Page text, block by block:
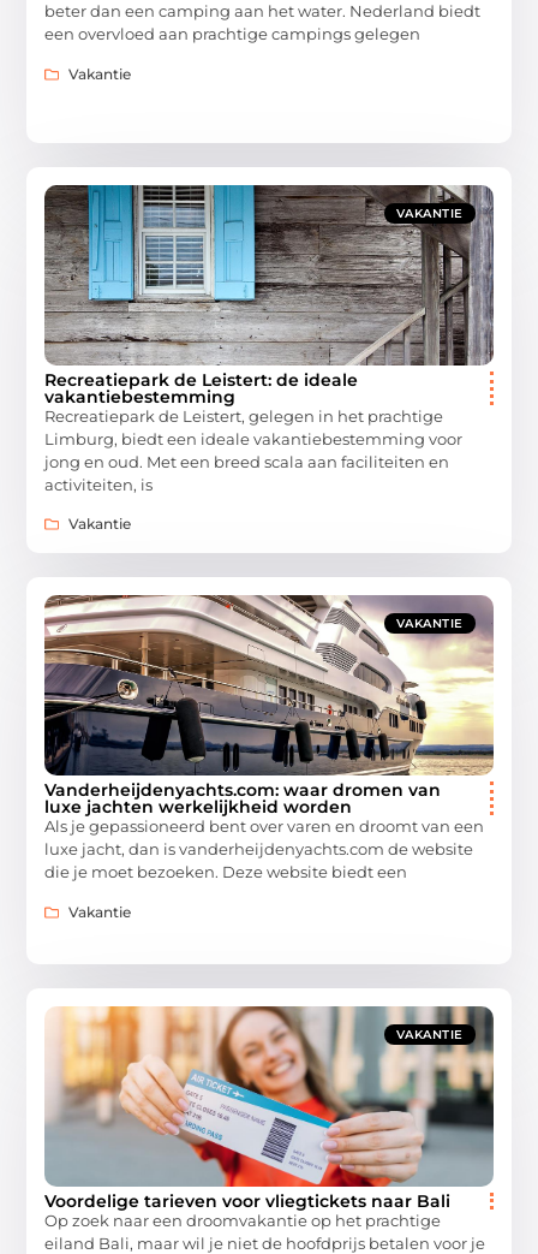
beter dan een camping aan het water. Nederland biedt
een overvloed aan prachtige campings gelegen
Vakantie
VAKANTIE
Recreatiepark de Leistert: de ideale
vakantiebestemming
Recreatiepark de Leistert, gelegen in het prachtige
Limburg, biedt een ideale vakantiebestemming voor
jong en oud. Met een breed scala aan faciliteiten en
activiteiten, is
Vakantie
VAKANTIE
Vanderheijdenyachts.com: waar dromen van
luxe jachten werkelijkheid worden
Als je gepassioneerd bent over varen en droomt van een
luxe jacht, dan is vanderheijdenyachts.com de website
die je moet bezoeken. Deze website biedt een
Vakantie
VAKANTIE
Voordelige tarieven voor vliegtickets naar Bali
Op zoek naar een droomvakantie op het prachtige
eiland Bali, maar wil je niet de hoofdprijs betalen voor je